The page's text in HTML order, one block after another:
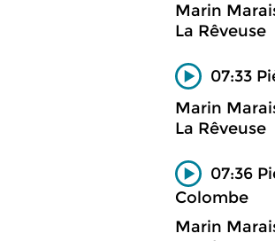
Marin
La Rêveuse
07:33
Marin
La Rêveuse
07:36
Colombe
Marin